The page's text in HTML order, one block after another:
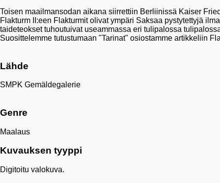
Toisen maailmansodan aikana siirrettiin Berliinissä Kaiser
Flakturm II:een Flakturmit olivat ympäri Saksaa pystytettyjä
taideteokset tuhoutuivat useammassa eri tulipalossa
Suosittelemme tutustumaan "Tarinat" osiostamme artikkeliin
Lähde
SMPK Gemäldegalerie
Genre
Maalaus
Kuvauksen tyyppi
Digitoitu valokuva.